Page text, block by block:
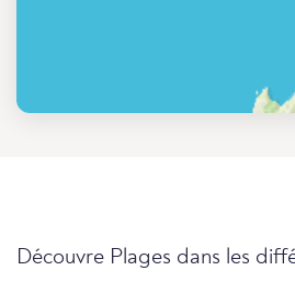
Découvre Plages dans les